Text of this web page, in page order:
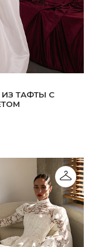
ТАФТЫ С